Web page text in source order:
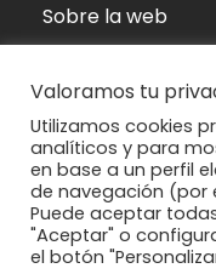
Sobre la web
Política de cookies
Aviso legal
FAQ
Valoramos tu
Utilizamos cookies
analíticos y para
en base a un perfil
de navegación (por
Puede aceptar
"Aceptar" o
el botón